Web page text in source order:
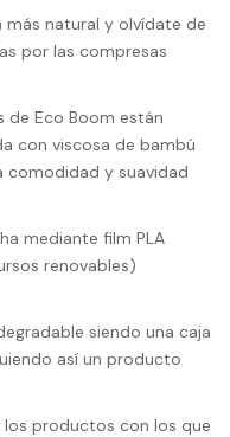
natural y olvídate de
por las compresas
de Eco Boom están
con viscosa de bambú
comodidad y suavidad
mediante film PLA
renovables)
siendo una caja
así un producto
los productos con los que